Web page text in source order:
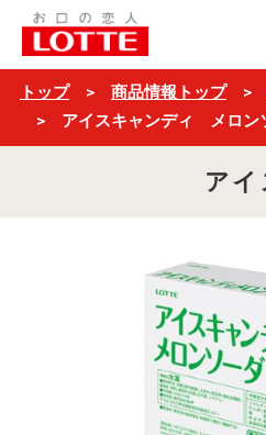
ア
イ
ス
ャ
デ
トップ 商品情報トップ
アイスキャンディ メロン
アイ